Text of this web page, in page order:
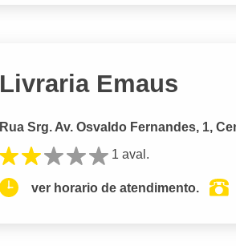
Livraria Emaus
Rua Srg. Av. Osvaldo Fernandes, 1,
1 aval.
ver horario de atendimento.